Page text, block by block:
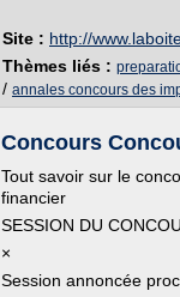
Site : http://
Thèmes liés :
/ annales concours des
Concours
Tout savoir sur le
financier
SESSION DU
×
Session annoncée